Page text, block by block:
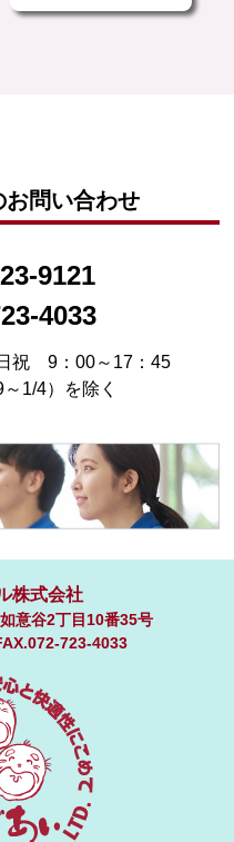
お問い合わせ
9121
4033
祝 9：00～17：45
1/4）を除く
株式会社
意谷2丁目10番35号
072-723-4033